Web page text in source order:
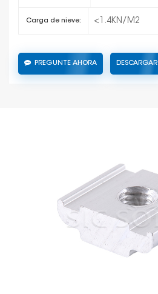
Carga de nieve: <1.4KN/M2
PREGUNTE AHORA DESCARGAR